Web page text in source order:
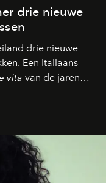
drie nieuwe
drie nieuwe
Een Italiaans
vita van de jaren
en de
nieuwe adressen
lunches tot